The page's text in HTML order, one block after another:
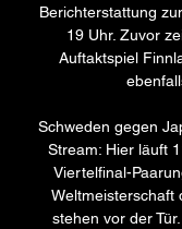
Berichterstattung
19 Uhr. Zuvor
Auftaktspiel
Schweden gegen
Stream: Hier läuft
Viertelfinal-
Weltmeisterschaft
stehen vor der